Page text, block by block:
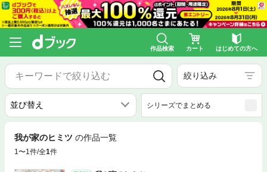
作品検索 カート はじめての方へ
絞り込み
シリーズでまとめる
我が家のヒミツ の作品一覧
1〜1件/全1件